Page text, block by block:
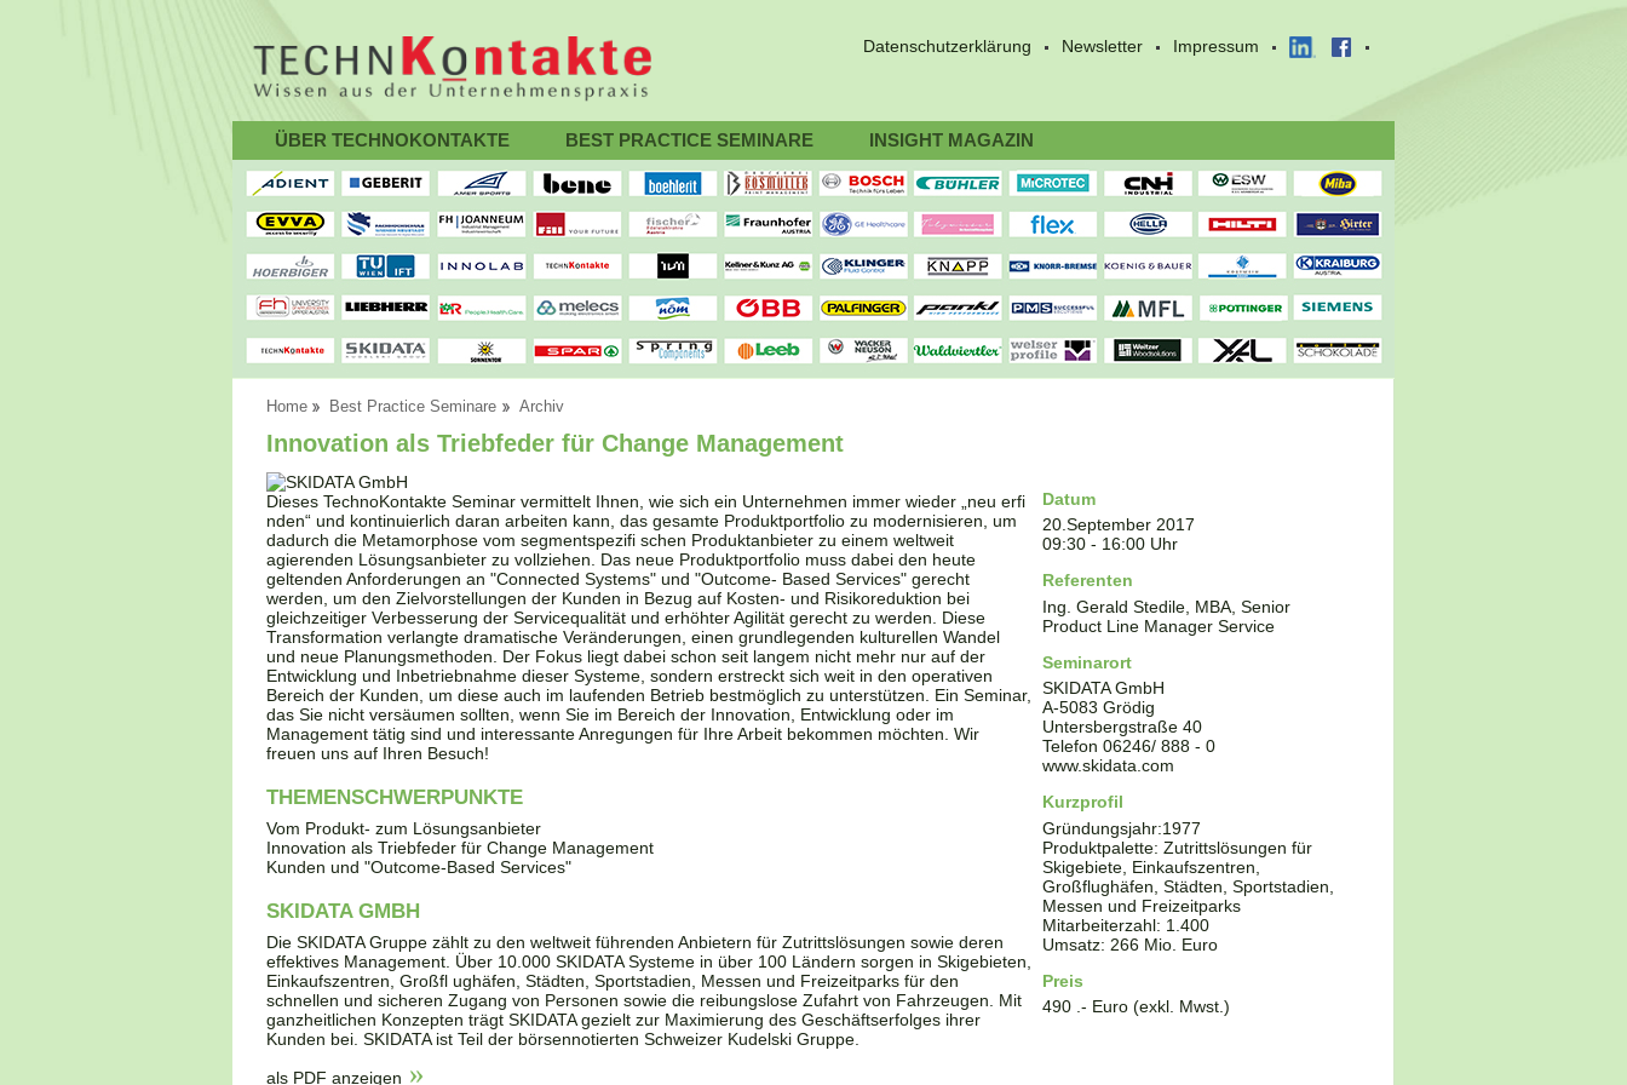
Datenschutzerklärung Newsletter Impressum
ÜBER TECHNOKONTAKTE BEST PRACTICE SEMINARE INSIGHT MAGAZIN
Home Best Practice Seminare Archiv
Innovation als Triebfeder für Change Management
Dieses TechnoKontakte Seminar vermittelt Ihnen, wie sich ein Unternehmen immer wieder „neu erfi
nden“ und kontinuierlich daran arbeiten kann, das gesamte Produktportfolio zu modernisieren, um
dadurch die Metamorphose vom segmentspezifi schen Produktanbieter zu einem weltweit
agierenden Lösungsanbieter zu vollziehen. Das neue Produktportfolio muss dabei den heute
geltenden Anforderungen an "Connected Systems" und "Outcome- Based Services" gerecht
werden, um den Zielvorstellungen der Kunden in Bezug auf Kosten- und Risikoreduktion bei
gleichzeitiger Verbesserung der Servicequalität und erhöhter Agilität gerecht zu werden. Diese
Transformation verlangte dramatische Veränderungen, einen grundlegenden kulturellen Wandel
und neue Planungsmethoden. Der Fokus liegt dabei schon seit langem nicht mehr nur auf der
Entwicklung und Inbetriebnahme dieser Systeme, sondern erstreckt sich weit in den operativen
Bereich der Kunden, um diese auch im laufenden Betrieb bestmöglich zu unterstützen. Ein Seminar,
das Sie nicht versäumen sollten, wenn Sie im Bereich der Innovation, Entwicklung oder im
Management tätig sind und interessante Anregungen für Ihre Arbeit bekommen möchten. Wir
freuen uns auf Ihren Besuch!
THEMENSCHWERPUNKTE
Vom Produkt- zum Lösungsanbieter
Innovation als Triebfeder für Change Management
Kunden und "Outcome-Based Services"
SKIDATA GMBH
Die SKIDATA Gruppe zählt zu den weltweit führenden Anbietern für Zutrittslösungen sowie deren
effektives Management. Über 10.000 SKIDATA Systeme in über 100 Ländern sorgen in Skigebieten,
Einkaufszentren, Großfl ughäfen, Städten, Sportstadien, Messen und Freizeitparks für den
schnellen und sicheren Zugang von Personen sowie die reibungslose Zufahrt von Fahrzeugen. Mit
ganzheitlichen Konzepten trägt SKIDATA gezielt zur Maximierung des Geschäftserfolges ihrer
Kunden bei. SKIDATA ist Teil der börsennotierten Schweizer Kudelski Gruppe.
als PDF anzeigen
Datum
20.September 2017
09:30 - 16:00 Uhr
Referenten
Ing. Gerald Stedile, MBA, Senior
Product Line Manager Service
Seminarort
SKIDATA GmbH
A-5083 Grödig
Untersbergstraße 40
Telefon06246/ 888 - 0
www.skidata.com
Kurzprofil
Gründungsjahr:1977
Produktpalette:Zutrittslösungen für
Skigebiete, Einkaufszentren,
Großflughäfen, Städten, Sportstadien,
Messen und Freizeitparks
Mitarbeiterzahl: 1.400
Umsatz: 266 Mio. Euro
Preis
490 .- Euro (exkl. Mwst.)